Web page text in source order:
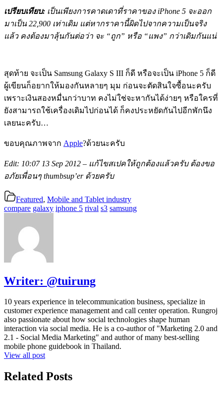
เปรียบเทียบ: เป็นเพียงการคาดเดาที่ราคาของ iPhone 5 จะออก
มาเป็น 22,900 เท่าเดิม แต่หากราคานี้ผิดไปจากความเป็นจริง
แล้ว คงต้องมาลุ้นกันต่อว่า จะ “ถูก” หรือ “แพง” กว่าเดิมกันแน่
สุดท้าย จะเป็น Samsung Galaxy S III ก็ดี หรือจะเป็น iPhone 5 ก็ดี
ผู้เขียนก็อยากให้มองกันหลายๆ มุม ก่อนจะตัดสินใจซื้อนะครับ
เพราะเงินสองหมื่นกว่าบาท คงไม่ใช่จะหากันได้ง่ายๆ หรือใครที่
ยังสามารถใช้เครื่องเดิมไปก่อนได้ ก็คงประหยัดกันไปอีกพักนึง
เลยนะครับ…
ขอบคุณภาพจาก Apple?ด้วยนะครับ
Edit: 10:07 13 Sep 2012 – แก้ไขสเปคให้ถูกต้องแล้วครับ ต้องขอ
อภัยเพื่อนๆ thumbsup’er ด้วยครับ
Featured, Mobile and Tablet industry
compare galaxy iphone 5 rival s3 samsung
Writer: @tuirung
10 years experience in telecommunication business, specialize in
customer experience management and call center operation. Rungroj
also passionate about how social technologies shape human
interaction via social media. He is a co-author of "Marketing 2.0 and
2.1 - Social Media Marketing" and author of many best-selling
mobile phone guidebook in Thailand.
View all post
Related Posts